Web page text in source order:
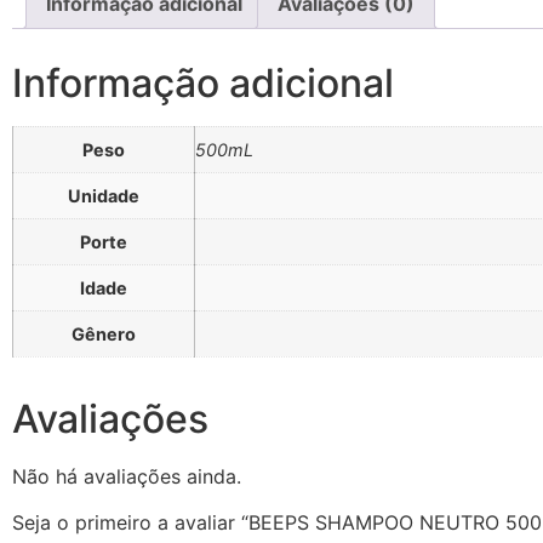
Informação adicional
Peso 500mL
Unidade
Porte
Idade
Gênero
Avaliações
Não há avaliações ainda.
Seja o primeiro a avaliar “BEEPS SHAMPOO NEUTRO